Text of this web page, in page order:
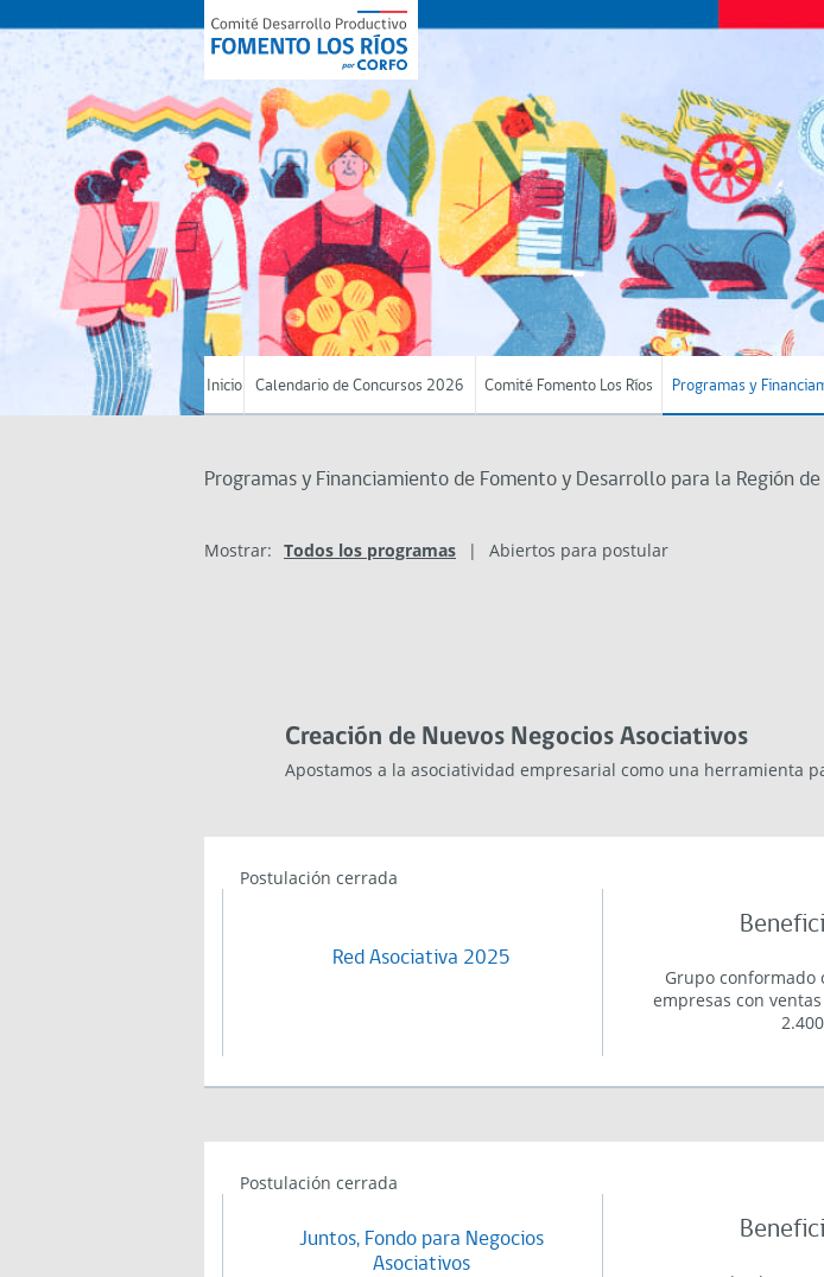
Inicio Calendario de Concursos 2026 Comité Fomento Los Ríos Programas y
Programas y Financiamiento de Fomento y Desarrollo para la Región de
Mostrar: Todos los programas | Abiertos para postular
Creación de Nuevos Negocios Asociativos
Apostamos a la asociatividad empresarial como una herramienta
Postulación cerrada
Red Asociativa 2025
Grupo conformado
empresas con
2.400
Postulación cerrada
Juntos, Fondo para Negocios
Asociativos